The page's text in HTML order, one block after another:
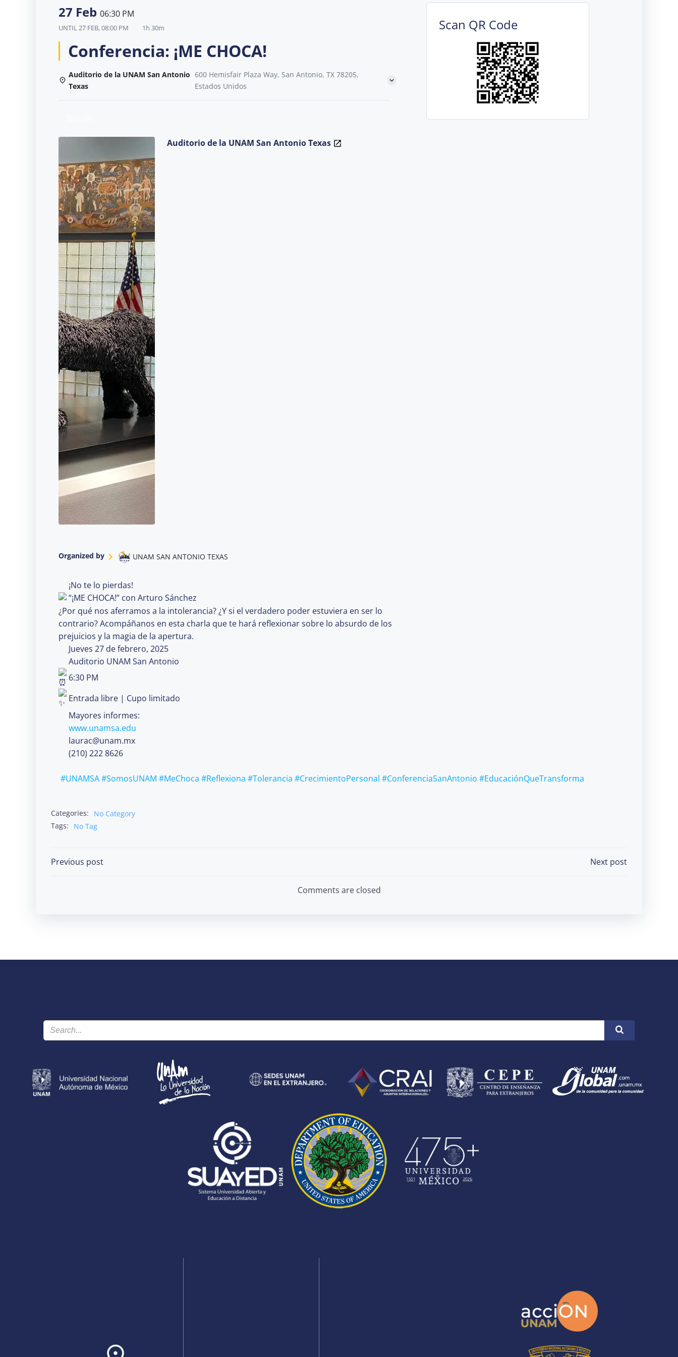
27 Feb 06:30 PM
UNTIL27 FEB, 08:00 PM 1h 30m
Conferencia: ¡ME CHOCA!
Auditorio de la UNAM San Antonio
Texas
600 Hemisfair Plaza Way, San Antonio, TX 78205,
Estados Unidos
Auditorio de la UNAM San Antonio Texas
Organized by UNAM SAN ANTONIO TEXAS
¡No te lo pierdas!
“¡ME CHOCA!” con Arturo Sánchez
¿Por qué nos aferramos a la intolerancia? ¿Y si el verdadero poder estuviera en ser lo
contrario? Acompáñanos en esta charla que te hará reflexionar sobre lo absurdo de los
prejuicios y la magia de la apertura.
Jueves 27 de febrero, 2025
Auditorio UNAM San Antonio
6:30 PM
Entrada libre | Cupo limitado
Mayores informes:
www.unamsa.edu
laurac@unam.mx
(210) 222 8626
#UNAMSA#SomosUNAM #MeChoca #Reflexiona #Tolerancia #CrecimientoPersonal #ConferenciaSanAntonio #EducaciónQueTransforma
Scan QR Code
Categories:
No Category
Tags:
No Tag
Post
Previous post
navigation
Next post
Comments are closed